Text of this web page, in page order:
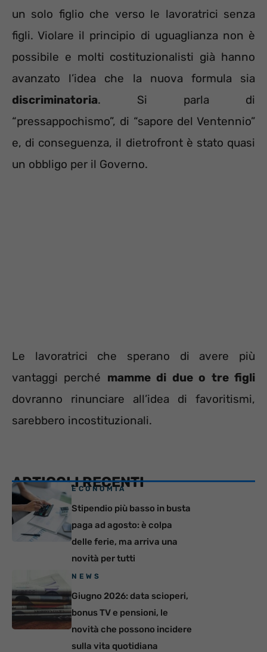
un solo figlio che verso le lavoratrici senza
figli. Violare il principio di uguaglianza non è
possibile e molti costituzionalisti già hanno
avanzato l’idea che la nuova formula sia
discriminatoria. Si parla di
“pressappochismo”, di “sapore del Ventennio”
e, di conseguenza, il dietrofront è stato quasi
un obbligo per il Governo.
Le lavoratrici che sperano di avere più
vantaggi perché mamme di due o tre figli
dovranno rinunciare all’idea di favoritismi,
sarebbero incostituzionali.
ARTICOLI RECENTI
ECONOMIA
Stipendio più basso in busta
paga ad agosto: è colpa
delle ferie, ma arriva una
novità per tutti
NEWS
Giugno 2026: data scioperi,
bonus TV e pensioni, le
novità che possono incidere
sulla vita quotidiana